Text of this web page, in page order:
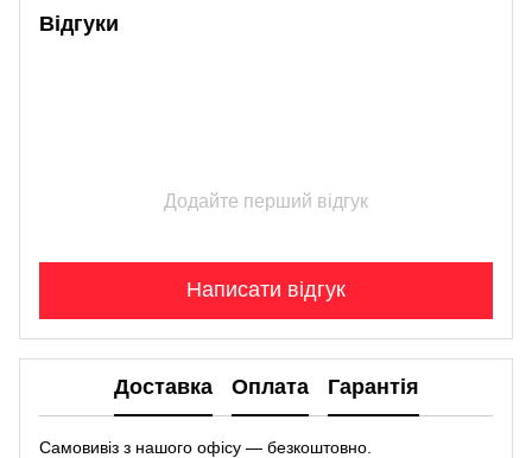
Відгуки
Додайте перший відгук
Написати відгук
Доставка Оплата Гарантія
Самовивіз з нашого офісу — безкоштовно.